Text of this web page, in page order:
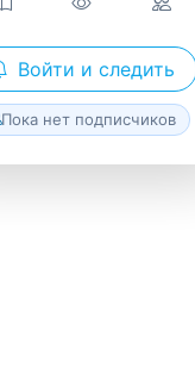
Войти и следить
Пока нет подписчиков